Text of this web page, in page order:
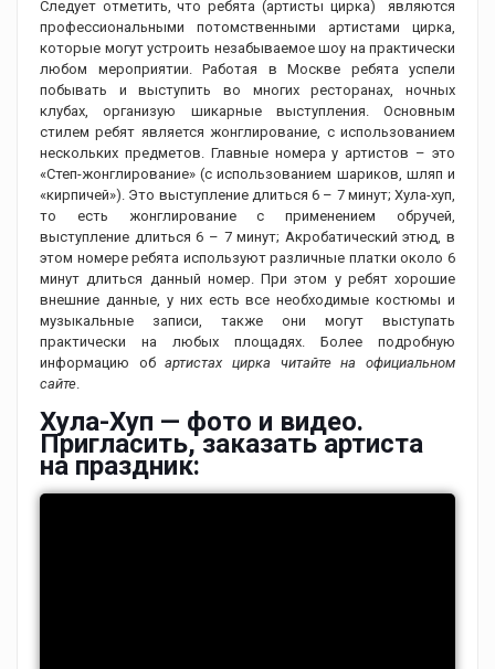
Следует отметить, что ребята (артисты цирка) являются
профессиональными потомственными артистами цирка,
которые могут устроить незабываемое шоу на практически
любом мероприятии. Работая в Москве ребята успели
побывать и выступить во многих ресторанах, ночных
клубах, организую шикарные выступления. Основным
стилем ребят является жонглирование, с использованием
нескольких предметов. Главные номера у артистов – это
«Cтеп-жонглирование» (с использованием шариков, шляп и
«кирпичей»). Это выступление длиться 6 – 7 минут; Хула-хуп,
то есть жонглирование с применением обручей,
выступление длиться 6 – 7 минут; Акробатический этюд, в
этом номере ребята используют различные платки около 6
минут длиться данный номер. При этом у ребят хорошие
внешние данные, у них есть все необходимые костюмы и
музыкальные записи, также они могут выступать
практически на любых площадях. Более подробную
информацию обартистах цирка читайте на официальном
сайте.
Хула-Хуп — фото и видео.
Пригласить, заказать артиста
на праздник: